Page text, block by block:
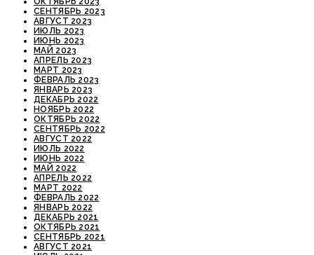
СЕНТЯБРЬ 2023
АВГУСТ 2023
ИЮЛЬ 2023
ИЮНЬ 2023
МАЙ 2023
АПРЕЛЬ 2023
МАРТ 2023
ФЕВРАЛЬ 2023
ЯНВАРЬ 2023
ДЕКАБРЬ 2022
НОЯБРЬ 2022
ОКТЯБРЬ 2022
СЕНТЯБРЬ 2022
АВГУСТ 2022
ИЮЛЬ 2022
ИЮНЬ 2022
МАЙ 2022
АПРЕЛЬ 2022
МАРТ 2022
ФЕВРАЛЬ 2022
ЯНВАРЬ 2022
ДЕКАБРЬ 2021
ОКТЯБРЬ 2021
СЕНТЯБРЬ 2021
АВГУСТ 2021